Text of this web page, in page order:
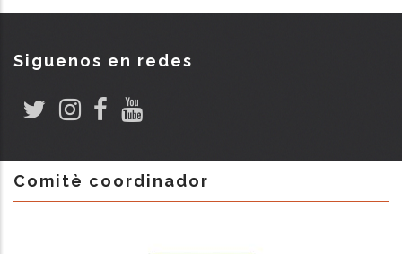
Siguenos en redes
Comitè coordinador